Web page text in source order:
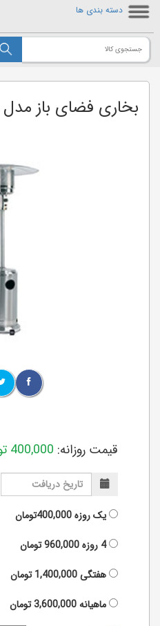
دسته بندی ها
بخاری فضای باز
قیمت روزانه: 400,000
یک روزه400,000تومان
4 روزه
960,000تومان
هفتگی1,400,000تومان
ماهیانه3,600,000تومان